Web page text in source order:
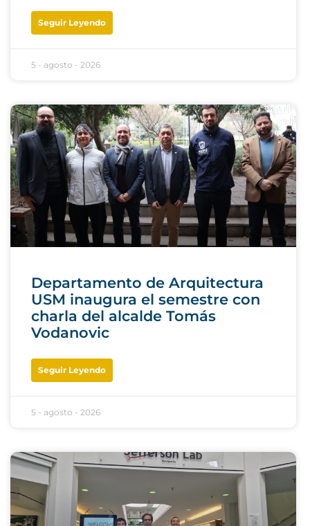
Seguir Leyendo
5 - agosto - 2026
Departamento de Arquitectura
USM inaugura el semestre con
charla del alcalde Tomás
Vodanovic
Seguir Leyendo
5 - agosto - 2026